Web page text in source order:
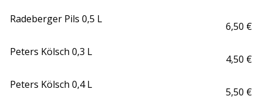
Radeberger Pils 0,5 L
6,50 €
Peters Kölsch 0,3 L
4,50 €
Peters Kölsch 0,4 L
5,50 €